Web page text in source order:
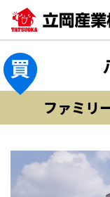
ファミリ
黒谷2丁目 第2期《
山本町南5丁目《
神宮寺5丁目《全
高安南3丁目《限
妥協しない間取り
設備の変更も自由
ワンチームサポー
玄関
リビング
キッチン
エクステリア
駅・公共施設
学ぶ
病院・薬局
お買い物